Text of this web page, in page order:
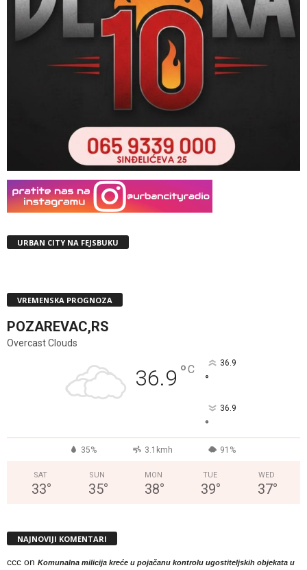
URBAN CITY NA FEJSBUKU
VREMENSKA PROGNOZA
POZAREVAC,RS
Overcast Clouds
36.9 °C 36.9
°
36.9
°
35% 3.1kmh 91%
SAT
33°
SUN
35°
MON
38°
TUE
39°
WED
37°
NAJNOVIJI KOMENTARI
ccc on Komunalna milicija kreće u pojačanu kontrolu ugostiteljskih objekata u